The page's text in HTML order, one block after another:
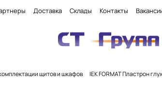
Доставка Склады Контакты
щитов и шкафов IEK FORMAT Пластрон